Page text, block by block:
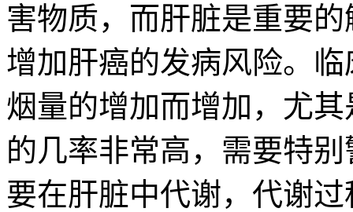
害物质，而肝脏是重要
增加肝癌的发病风险。
烟量的增加而增加，尤
的几率非常高，需要特
要在肝脏中代谢，代谢